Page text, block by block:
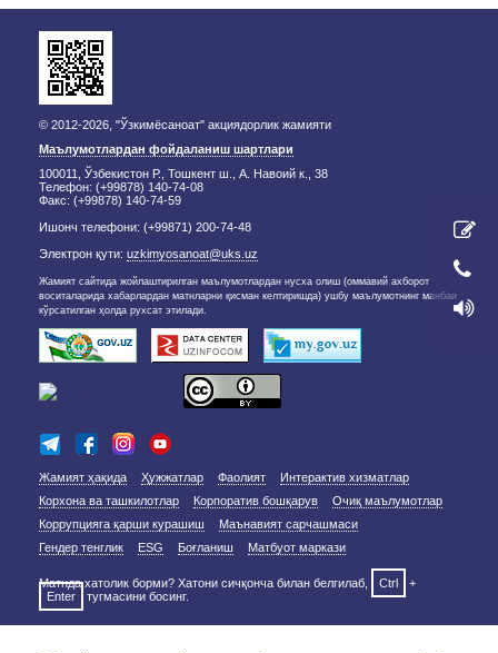
© 2012-2026, "Ўзкимёсаноат" акциядорлик жамияти
Маълумотлардан фойдаланиш шартлари
100011, Ўзбекистон Р., Тошкент ш., А. Навоий к., 38
Телефон: (+99878) 140-74-08
Факс: (+99878) 140-74-59
Ишонч телефони: (+99871) 200-74-48
Электрон қути: uzkimyosanoat@uks.uz
Жамият сайтида жойлаштирилган маълумотлардан нусха олиш (оммавий ахборот
воситаларида хабарлардан матнларни қисман келтиришда) ушбу маълумотнинг манбаи
кўрсатилган ҳолда рухсат этилади.
Жамият ҳақида Ҳужжатлар Фаолият
Интерактив хизматлар
Корхона ва ташкилотлар
Корпоратив бошқарув
Очиқ маълумотлар
Коррупцияга қарши курашиш
Маънавият сарчашмаси
Гендер тенглик
ESG Боғланиш Матбуот маркази
Матнда хатолик борми? Хатони сичқонча билан белгилаб, Ctrl
+
Enter
тугмасини босинг.